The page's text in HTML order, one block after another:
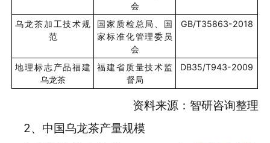
会
乌龙茶加工技术规
范
国家质检总局、国
家标准化管理委员
会
GB/T35863-2018
地理标志产品福建
乌龙茶
福建省质量技术监
督局
DB35/T943-2009
资料来源：智研咨询整理
2、中国乌龙茶产量规模